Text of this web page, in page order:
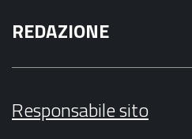
REDAZIONE
Responsabile sito